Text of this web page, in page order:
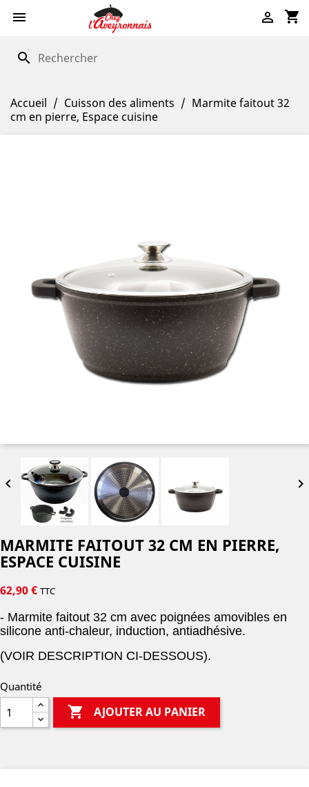
 shopping_cart

search
Accueil Cuisson des aliments
Marmite faitout 32
cm en pierre, Espace cuisine
 
MARMITE FAITOUT 32 CM EN PIERRE,
ESPACE CUISINE
62,90 € TTC
- Marmite faitout 32 cm avec poignées amovibles en
silicone anti-chaleur, induction, antiadhésive.
(VOIR DESCRIPTION CI-DESSOUS).
Quantité
 AJOUTER AU PANIER